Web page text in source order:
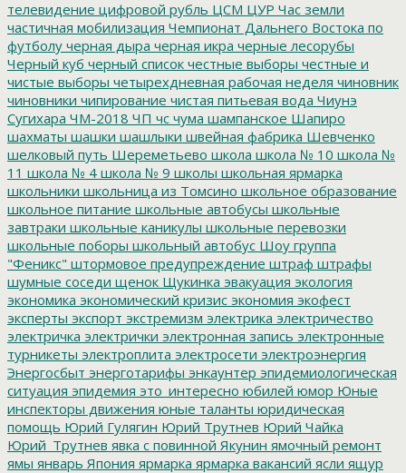
телевидение цифровой рубль ЦСМ ЦУР Час земли
частичная мобилизация Чемпионат Дальнего Востока по
футболу черная дыра черная икра черные лесорубы
Черный куб черный список честные выборы честные и
чистые выборы четырехдневная рабочая неделя чиновник
чиновники чипирование чистая питьевая вода Чиунэ
Сугихара ЧМ-2018 ЧП чс чума шампанское Шапиро
шахматы шашки шашлыки швейная фабрика Шевченко
шелковый путь Шереметьево школа школа № 10 школа №
11 школа № 4 школа № 9 школы школьная ярмарка
школьники школьница из Томсино школьное образование
школьное питание школьные автобусы школьные
завтраки школьные каникулы школьные перевозки
школьные поборы школьный автобус Шоу группа
"Феникс" штормовое предупреждение штраф штрафы
шумные соседи щенок Щукинка эвакуация экология
экономика экономический кризис экономия экофест
эксперты экспорт экстремизм электрика электричество
электричка электрички электронная запись электронные
турникеты электроплита электросети электроэнергия
Энергосбыт энерготарифы энкаунтер эпидемиологическая
ситуация эпидемия это_интересно юбилей юмор Юные
инспекторы движения юные таланты юридическая
помощь Юрий Гулягин Юрий Трутнев Юрий Чайка
Юрий_Трутнев явка с повинной Якунин ямочный ремонт
ямы январь Япония ярмарка ярмарка вакансий ясли ящур